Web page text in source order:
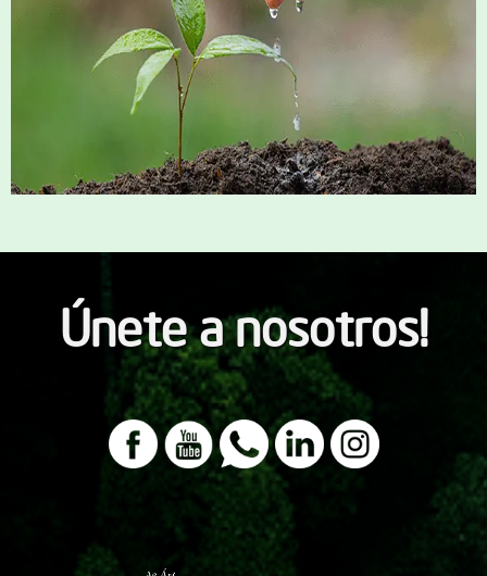
Únete a nosotros!